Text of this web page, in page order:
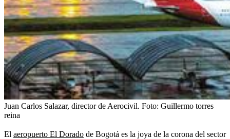
Juan Carlos Salazar, director de Aerocivil. Foto: Guillermo torres
reina
El aeropuerto El Dorado de Bogotá es la joya de la corona del sector